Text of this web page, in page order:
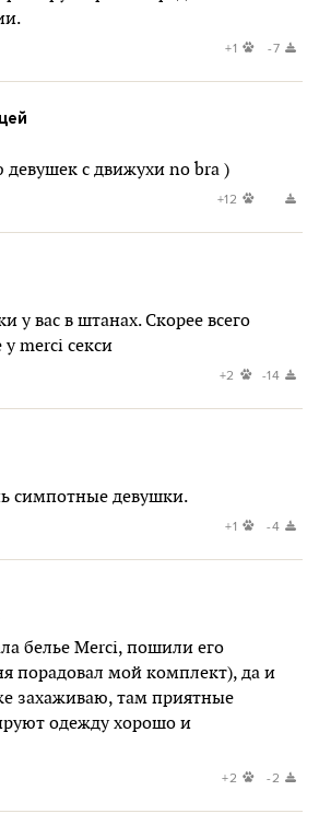
+1 -7
с движухи no bra )
+12
у вас в штанах. Скорее всего
у merci секси
+2 -14
симпотные девушки.
+1 -4
белье Merci, пошили его
порадовал мой комплект), да и
захаживаю, там приятные
одежду хорошо и
+2 -2